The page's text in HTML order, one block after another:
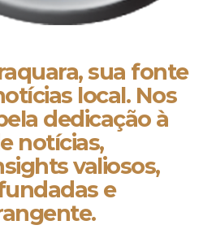
sua fonte
local. Nos
dedicação à
notícias,
valiosos,
e